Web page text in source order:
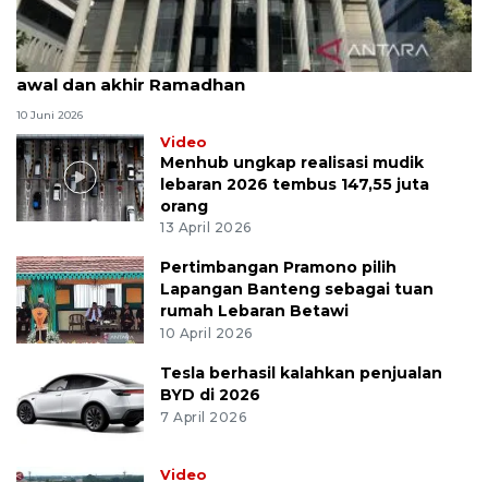
MK uji materi UU Peradilan Agama perihal isbat
awal dan akhir Ramadhan
10 Juni 2026
Video
Menhub ungkap realisasi mudik
lebaran 2026 tembus 147,55 juta
orang
13 April 2026
Pertimbangan Pramono pilih
Lapangan Banteng sebagai tuan
rumah Lebaran Betawi
10 April 2026
Tesla berhasil kalahkan penjualan
BYD di 2026
7 April 2026
Video